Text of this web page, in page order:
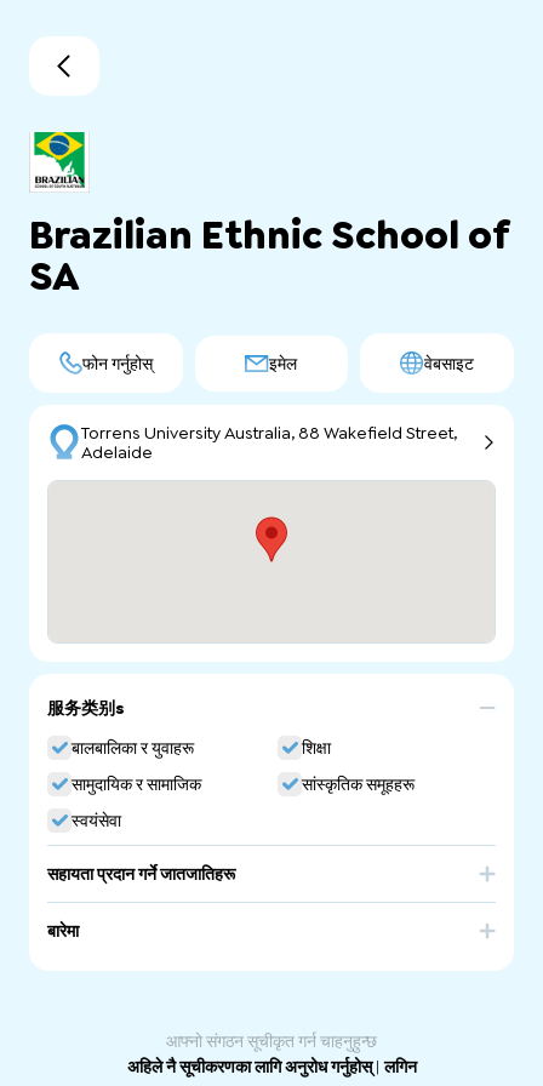
Brazilian Ethnic School of
SA
फोन गर्नुहोस् इमेल वेबसाइट
Torrens University Australia, 88 Wakefield Street,
Adelaide
服务类别s
बालबालिका र युवाहरू
शिक्षा
सामुदायिक र सामाजिक
सांस्कृतिक समूहहरू
स्वयंसेवा
सहायता प्रदान गर्ने जातजातिहरू
बारेमा
आफ्नो संगठन सूचीकृत गर्न चाहनुहुन्छ
अहिले नै सूचीकरणका लागि अनुरोध गर्नुहोस्|लगिन